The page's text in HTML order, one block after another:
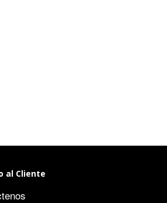
al Cliente